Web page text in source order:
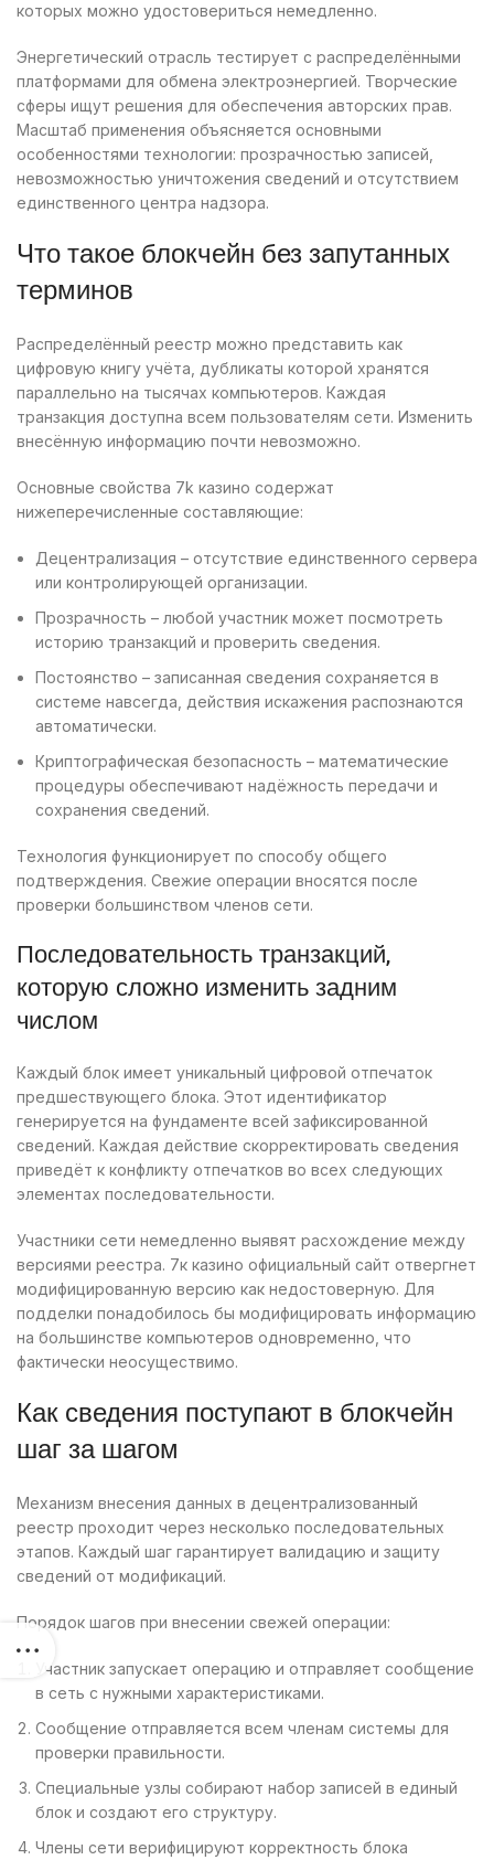
которых можно удостовериться немедленно.
Энергетический отрасль тестирует с распределёнными
платформами для обмена электроэнергией. Творческие
сферы ищут решения для обеспечения авторских прав.
Масштаб применения объясняется основными
особенностями технологии: прозрачностью записей,
невозможностью уничтожения сведений и отсутствием
единственного центра надзора.
Что такое блокчейн без запутанных
терминов
Распределённый реестр можно представить как
цифровую книгу учёта, дубликаты которой хранятся
параллельно на тысячах компьютеров. Каждая
транзакция доступна всем пользователям сети. Изменить
внесённую информацию почти невозможно.
Основные свойства 7k казино содержат
нижеперечисленные составляющие:
Децентрализация – отсутствие единственного сервера
или контролирующей организации.
Прозрачность – любой участник может посмотреть
историю транзакций и проверить сведения.
Постоянство – записанная сведения сохраняется в
системе навсегда, действия искажения распознаются
автоматически.
Криптографическая безопасность – математические
процедуры обеспечивают надёжность передачи и
сохранения сведений.
Технология функционирует по способу общего
подтверждения. Свежие операции вносятся после
проверки большинством членов сети.
Последовательность транзакций,
которую сложно изменить задним
числом
Каждый блок имеет уникальный цифровой отпечаток
предшествующего блока. Этот идентификатор
генерируется на фундаменте всей зафиксированной
сведений. Каждая действие скорректировать сведения
приведёт к конфликту отпечатков во всех следующих
элементах последовательности.
Участники сети немедленно выявят расхождение между
версиями реестра. 7к казино официальный сайт отвергнет
модифицированную версию как недостоверную. Для
подделки понадобилось бы модифицировать информацию
на большинстве компьютеров одновременно, что
фактически неосуществимо.
Как сведения поступают в блокчейн
шаг за шагом
Механизм внесения данных в децентрализованный
реестр проходит через несколько последовательных
этапов. Каждый шаг гарантирует валидацию и защиту
сведений от модификаций.
Порядок шагов при внесении свежей операции:
Участник запускает операцию и отправляет сообщение
в сеть с нужными характеристиками.
Сообщение отправляется всем членам системы для
проверки правильности.
Специальные узлы собирают набор записей в единый
блок и создают его структуру.
Члены сети верифицируют корректность блока